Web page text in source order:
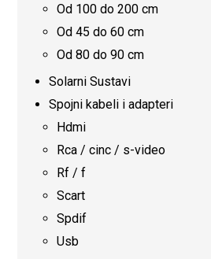
Od 100 do 200 cm
Od 45 do 60 cm
Od 80 do 90 cm
Solarni Sustavi
Spojni kabeli i adapteri
Hdmi
Rca / cinc / s-video
Rf / f
Scart
Spdif
Usb